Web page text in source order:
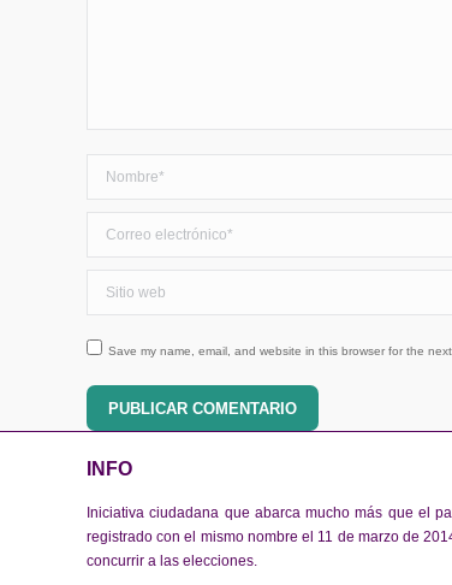
Save my name, email, and website in this browser for the
PUBLICAR COMENTARIO
INFO
Iniciativa ciudadana que abarca mucho más que el
registrado con el mismo nombre el 11 de marzo de
concurrir a las elecciones.